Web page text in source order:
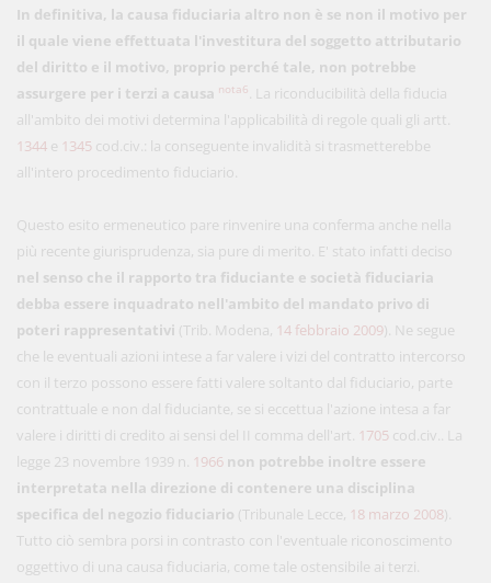
In definitiva, la causa fiduciaria altro non è se non il motivo per
il quale viene effettuata l'investitura del soggetto attributario
del diritto e il motivo, proprio perché tale, non potrebbe
assurgere per i terzi a causa nota6
. La riconducibilità della fiducia
all'ambito dei motivi determina l'applicabilità di regole quali gli artt.
1344 e 1345 cod.civ.: la conseguente invalidità si trasmetterebbe
all'intero procedimento fiduciario.
Questo esito ermeneutico pare rinvenire una conferma anche nella
più recente giurisprudenza, sia pure di merito. E' stato infatti deciso
nel senso che il rapporto tra fiduciante e società fiduciaria
debba essere inquadrato nell'ambito del mandato privo di
poteri rappresentativi (Trib. Modena, 14 febbraio 2009). Ne segue
che le eventuali azioni intese a far valere i vizi del contratto intercorso
con il terzo possono essere fatti valere soltanto dal fiduciario, parte
contrattuale e non dal fiduciante, se si eccettua l'azione intesa a far
valere i diritti di credito ai sensi del II comma dell'art. 1705 cod.civ.. La
legge 23 novembre 1939 n. 1966 non potrebbe inoltre essere
interpretata nella direzione di contenere una disciplina
specifica del negozio fiduciario (Tribunale Lecce, 18 marzo 2008).
Tutto ciò sembra porsi in contrasto con l'eventuale riconoscimento
oggettivo di una causa fiduciaria, come tale ostensibile ai terzi.